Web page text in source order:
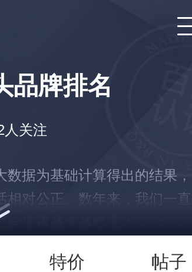
品牌排名
人关注
据为基础计算得出的结果，
相对公正。数年来，我们一直
会变得越来越精准！
特价 帖子